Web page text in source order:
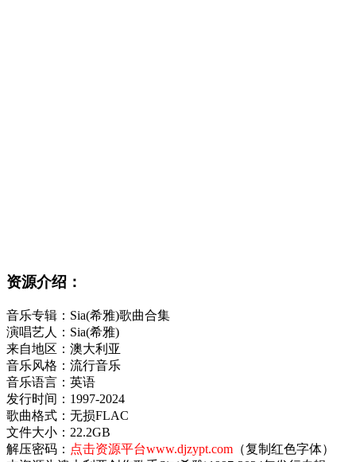
资源介绍：
音乐专辑：Sia(希雅)歌曲合集
演唱艺人：Sia(希雅)
来自地区：澳大利亚
音乐风格：流行音乐
音乐语言：英语
发行时间：1997-2024
歌曲格式：无损FLAC
文件大小：22.2GB
解压密码： 点击资源平台www.djzypt.com （复制红色字体）